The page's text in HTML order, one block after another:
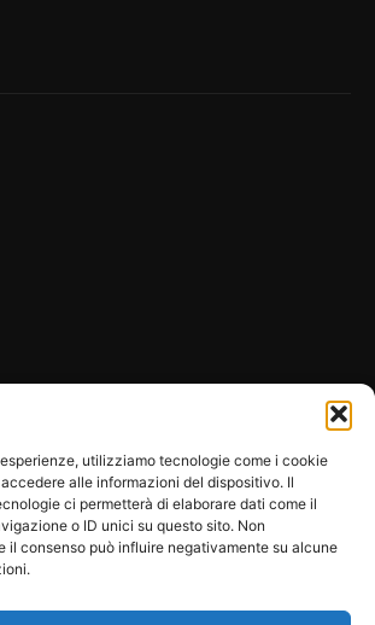
utilizziamo tecnologie come i cookie
alle informazioni del dispositivo. Il
ci permetterà di elaborare dati come il
o ID unici su questo sito. Non
il consenso può influire negativamente su alcune